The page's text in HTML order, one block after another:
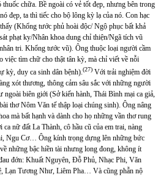
chữa. Bề ngoài có vẻ tốt đẹp, nhưng bên trong
đẹp, ta thì tiếc cho bộ lông kỳ lạ của nó. Con hạc
(Khổng tước phủ hoài độc/ Ngộ phục bất khả
phạt ky/Nhân khoa dung chỉ thiện/Ngã tích vũ
tri. Khổng tước vũ). Ông thuộc loại người cầm
việc tìm chữ cho thật tân kỳ, mà chỉ viết về nỗi
kỳ, duy ca sinh dân bệnh).(27) Với trải nghiệm đời
xót thương, thông cảm sâu sắc với những người
biên giới (Sở kiến hành, Thái Bình mại ca giả,
thơ Nôm Văn tế thập loại chúng sinh). Ông nâng
mà bất hạnh và dành cho họ những vần thơ rung
nữ đất La Thành, cô hầu cũ của em trai, nàng
Ngu Cơ… Ông kính trọng dựng lên những bức
những bậc hiền tài nhưng long đong, không ít
đớn: Khuất Nguyên, Đỗ Phủ, Nhạc Phi, Văn
Lạn Tương Như, Liêm Pha… Và cũng phẫn nộ